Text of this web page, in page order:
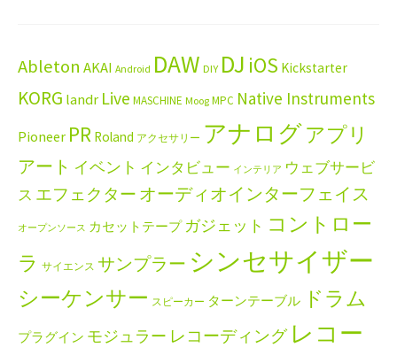
Ableton AKAI Android DAW DIY DJ iOS Kickstarter
KORG landr Live MASCHINE Moog MPC Native Instruments
Pioneer PR Roland アクセサリー アナログアプリ
アート イベント インタビュー インテリア ウェブサービ
ス エフェクター オーディオインターフェイス
オープンソース カセットテープ ガジェット コントロー
ラ サイエンス サンプラー シンセサイザー
シーケンサー スピーカー ターンテーブル ドラム
プラグイン モジュラー レコーディング レコー